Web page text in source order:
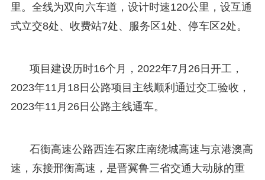
里。全线为双向六车道，设计时速120公里，设互通
式立交8处、收费站7处、服务区1处、停车区2处。
项目建设历时16个月，2022年7月26日开工，
2023年11月18日公路项目主线顺利通过交工验收，
2023年11月26日公路主线通车。
石衡高速公路西连石家庄南绕城高速与京港澳高
速，东接邢衡高速，是晋冀鲁三省交通大动脉的重